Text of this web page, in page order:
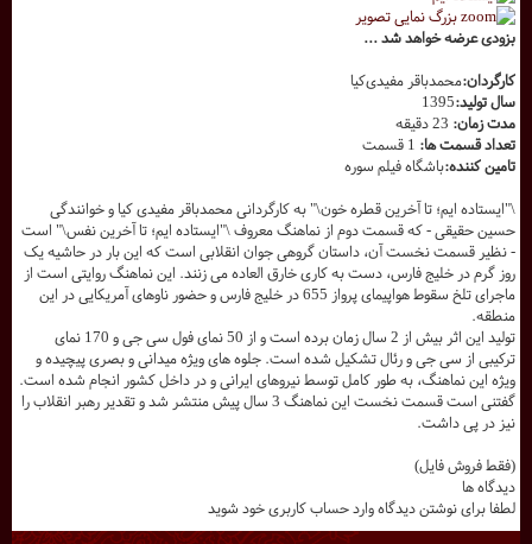
بزرگ نمایی تصویر
بزودی عرضه خواهد شد ...
کارگردان:محمدباقر مفیدی‌کیا
سال تولید:1395
مدت زمان:
تعداد قسمت ها:
تامین کننده:باشگاه فیلم سوره
\"ایستاده ایم؛ تا آخرین قطره خون\" به کارگردانی محمدباقر مفیدی کیا و خوانندگی
حسین حقیقی - که قسمت دوم از نماهنگ معروف \"ایستاده ایم؛ تا آخرین نفس\" است
- نظیر قسمت نخست آن، داستان گروهی جوان انقلابی است که این بار در حاشیه یک
روز گرم در خلیج فارس، دست به کاری خارق العاده می زنند. این نماهنگ روایتی است از
ماجرای تلخ سقوط هواپیمای پرواز 655 در خلیج فارس و حضور ناوهای آمریکایی در این
منطقه.
تولید این اثر بیش از 2 سال زمان برده است و از 50 نمای فول سی جی و 170 نمای
ترکیبی از سی جی و رئال تشکیل شده است. جلوه های ویژه میدانی و بصری پیچیده و
ویژه این نماهنگ، به طور کامل توسط نیروهای ایرانی و در داخل کشور انجام شده است.
گفتنی است قسمت نخست این نماهنگ 3 سال پیش منتشر شد و تقدیر رهبر انقلاب را
نیز در پی داشت.
(فقط فروش فایل)
دیدگاه ها
لطفا برای نوشتن دیدگاه وارد حساب کاربری خود شوید